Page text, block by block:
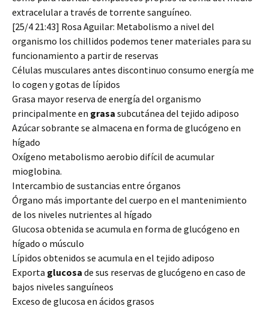
extracelular a través de torrente sanguíneo.
[25/4 21:43] Rosa Aguilar: Metabolismo a nivel del
organismo los chillidos podemos tener materiales para su
funcionamiento a partir de reservas
Células musculares antes discontinuo consumo energía me
lo cogen y gotas de lípidos
Grasa mayor reserva de energía del organismo
principalmente en grasa subcutánea del tejido adiposo
Azúcar sobrante se almacena en forma de glucógeno en
hígado
Oxígeno metabolismo aerobio difícil de acumular
mioglobina.
Intercambio de sustancias entre órganos
Órgano más importante del cuerpo en el mantenimiento
de los niveles nutrientes al hígado
Glucosa obtenida se acumula en forma de glucógeno en
hígado o músculo
Lípidos obtenidos se acumula en el tejido adiposo
Exporta glucosa de sus reservas de glucógeno en caso de
bajos niveles sanguíneos
Exceso de glucosa en ácidos grasos